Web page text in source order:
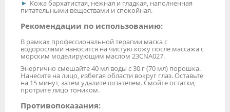
Кожа бархатистая, нежная и гладкая, наполненная
питательными веществами и спокойная.
Рекомендации по использованию:
В рамках профессиональной терапии маска с
водорослями наносится на чистую кожу после массажа с
морским моделирующим маслом 23CNA027.
Энергично смешайте 40 мл воды с 30 г (70 мл) порошка.
Нанесите на лицо, избегая области вокруг глаз. Оставьте
на 15 минут, затем удалите шпателем. Смойте остатки,
протрите лицо тоником.
Противопоказания: